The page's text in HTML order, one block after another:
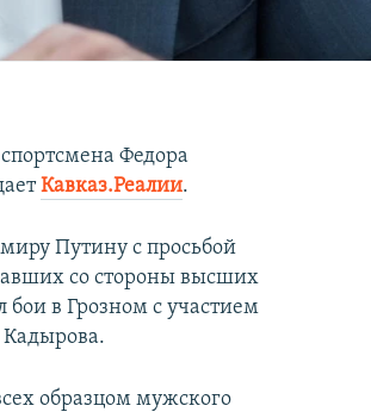
Федора
Кавказ.Реалии.
Путину с просьбой
со стороны высших
бои в Грозном с участием
Кадырова.
образцом мужского